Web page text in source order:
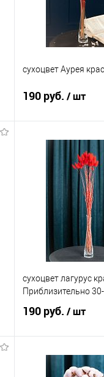
сухоцвет Аурея
190 руб. / шт
В
Купить в 1 клик
сухоцвет лагурус
Приблизительно
190 руб. / шт
В